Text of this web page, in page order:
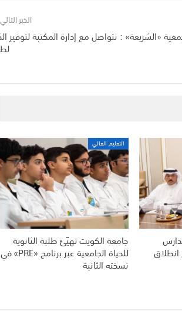
الخبر التالي
«الشريعة» : نتواصل مع إدارة المكتبة لتوفير
انطلاق
التعليم العالي
جامعة الكويت تهيّئ طلبة الثانوية
للحياة الجامعية عبر برنامج «PRE» في
نسخته الثانية